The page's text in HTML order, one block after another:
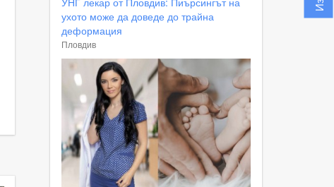
ухото може да доведе до трайна
деформация
Пловдив